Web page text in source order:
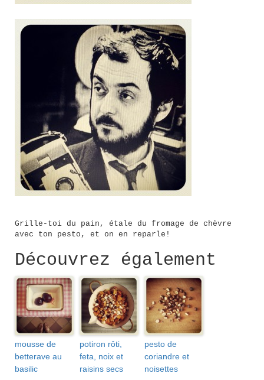
Grille-toi du pain, étale du fromage de chèvre
avec ton pesto, et on en reparle!
Découvrez également
mousse de
betterave au
basilic
potiron rôti,
feta, noix et
raisins secs
pesto de
coriandre et
noisettes